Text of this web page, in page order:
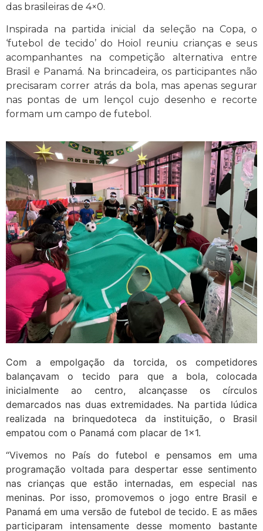
das brasileiras de 4×0.
Inspirada na partida inicial da seleção na Copa, o
‘futebol de tecido’ do Hoiol reuniu crianças e seus
acompanhantes na competição alternativa entre
Brasil e Panamá. Na brincadeira, os participantes não
precisaram correr atrás da bola, mas apenas segurar
nas pontas de um lençol cujo desenho e recorte
formam um campo de futebol.
Com a empolgação da torcida, os competidores
balançavam o tecido para que a bola, colocada
inicialmente ao centro, alcançasse os círculos
demarcados nas duas extremidades. Na partida lúdica
realizada na brinquedoteca da instituição, o Brasil
empatou com o Panamá com placar de 1×1.
“Vivemos no País do futebol e pensamos em uma
programação voltada para despertar esse sentimento
nas crianças que estão internadas, em especial nas
meninas. Por isso, promovemos o jogo entre Brasil e
Panamá em uma versão de futebol de tecido. E as mães
participaram intensamente desse momento bastante